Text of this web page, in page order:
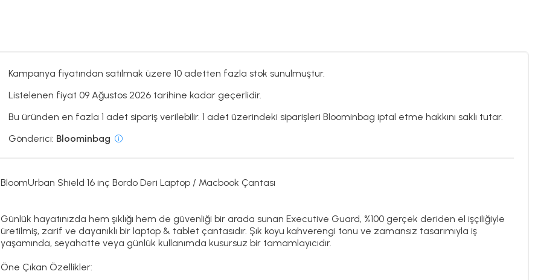
Kampanya fiyatından satılmak üzere 10 adetten fazla stok sunulmuştur.
Listelenen fiyat 09 Ağustos 2026 tarihine kadar geçerlidir.
Bu üründen en fazla 1 adet sipariş verilebilir. 1 adet üzerindeki siparişleri Bloominbag iptal etme hakkını saklı tutar.
Gönderici: Bloominbag
BloomUrban Shield 16 inç Bordo Deri Laptop / Macbook Çantası
Günlük hayatınızda hem şıklığı hem de güvenliği bir arada sunan Executive Guard, %100 gerçek deriden el işçiliğiyle
üretilmiş, zarif ve dayanıklı bir laptop & tablet çantasıdır. Şık koyu kahverengi tonu ve zamansız tasarımıyla iş
yaşamında, seyahatte veya günlük kullanımda kusursuz bir tamamlayıcıdır.
Öne Çıkan Özellikler: